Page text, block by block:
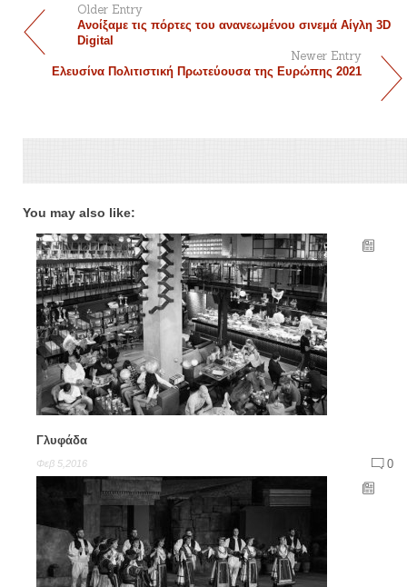
Older Entry
Ανοίξαμε τις πόρτες του ανανεωμένου σινεμά Αίγλη 3D
Digital
Newer Entry
Ελευσίνα Πολιτιστική Πρωτεύουσα της Ευρώπης 2021
You may also like:
Γλυφάδα
Φεβ 5,2016 0